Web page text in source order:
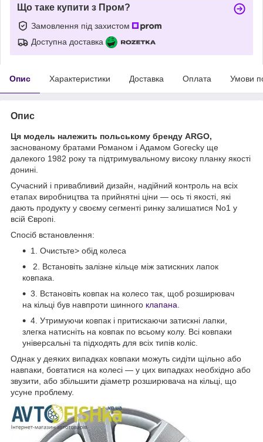
Що таке купити з Пром?
Замовлення під захистом
Доступна доставка
Опис Характеристики Доставка Оплата Умови
Опис
Ця модель належить польському бренду ARGO,
заснованому братами Романом і Адамом Gorecky ще
далекого 1982 року та підтримувальному високу планку якості
донині.
Сучасний і привабливий дизайн, надійний контроль на всіх
етапах виробництва та прийнятні ціни — ось ті якості, які
дають продукту у своєму сегменті ринку залишатися No1 у
всій Європі.
Спосіб встановлення:
1. Очистьте> обід колеса
2. Встановіть залізне кільце між затискних лапок
ковпака.
3. Встановіть ковпак на колесо так, щоб розширювач
на кільці був навпроти шинного клапана
4. Утримуючи ковпак і притискаючи затискні лапки,
злегка натисніть на ковпак по всьому колу. Всі ковпаки
універсальні та підходять для всіх типів коліс.
Однак у деяких випадках ковпаки можуть сидіти щільно або
навпаки, бовтатися на колесі — у цих випадках необхідно або
звузити, або збільшити діаметр розширювача на кільці, що
усуне проблему.